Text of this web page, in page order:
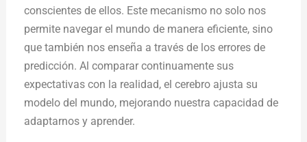
conscientes de ellos. Este mecanismo no solo nos
permite navegar el mundo de manera eficiente, sino
que también nos enseña a través de los errores de
predicción. Al comparar continuamente sus
expectativas con la realidad, el cerebro ajusta su
modelo del mundo, mejorando nuestra capacidad de
adaptarnos y aprender.